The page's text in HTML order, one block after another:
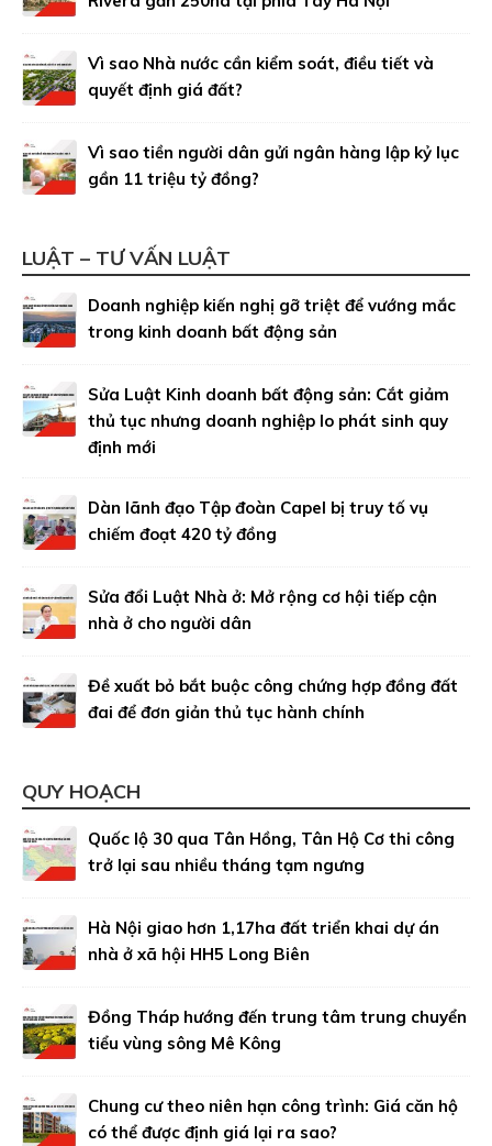
Vì sao Nhà nước cần kiểm soát, điều tiết và
quyết định giá đất?
Vì sao tiền người dân gửi ngân hàng lập kỷ lục
gần 11 triệu tỷ đồng?
LUẬT – TƯ VẤN LUẬT
Doanh nghiệp kiến nghị gỡ triệt để vướng mắc
trong kinh doanh bất động sản
Sửa Luật Kinh doanh bất động sản: Cắt giảm
thủ tục nhưng doanh nghiệp lo phát sinh quy
định mới
Dàn lãnh đạo Tập đoàn Capel bị truy tố vụ
chiếm đoạt 420 tỷ đồng
Sửa đổi Luật Nhà ở: Mở rộng cơ hội tiếp cận
nhà ở cho người dân
Đề xuất bỏ bắt buộc công chứng hợp đồng đất
đai để đơn giản thủ tục hành chính
QUY HOẠCH
Quốc lộ 30 qua Tân Hồng, Tân Hộ Cơ thi công
trở lại sau nhiều tháng tạm ngưng
Hà Nội giao hơn 1,17ha đất triển khai dự án
nhà ở xã hội HH5 Long Biên
Đồng Tháp hướng đến trung tâm trung chuyển
tiểu vùng sông Mê Kông
Chung cư theo niên hạn công trình: Giá căn hộ
có thể được định giá lại ra sao?